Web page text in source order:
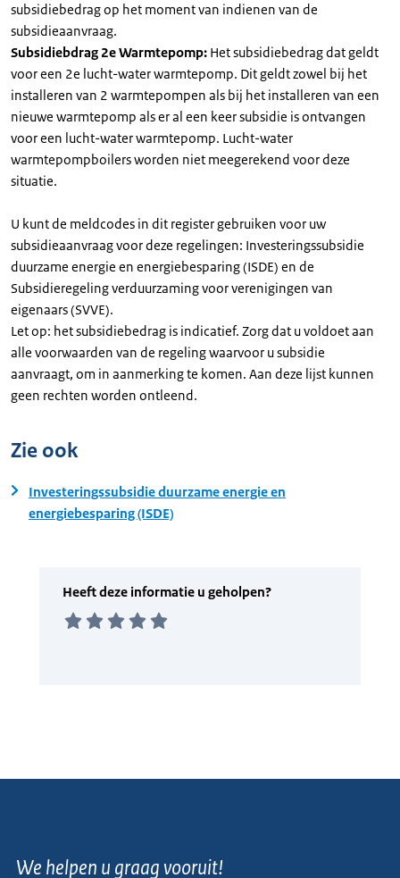
subsidiebedrag op het moment van indienen van de
subsidieaanvraag.
Subsidiebdrag 2e Warmtepomp: Het subsidiebedrag dat geldt
voor een 2e lucht-water warmtepomp. Dit geldt zowel bij het
installeren van 2 warmtepompen als bij het installeren van een
nieuwe warmtepomp als er al een keer subsidie is ontvangen
voor een lucht-water warmtepomp. Lucht-water
warmtepompboilers worden niet meegerekend voor deze
situatie.
U kunt de meldcodes in dit register gebruiken voor uw
subsidieaanvraag voor deze regelingen: Investeringssubsidie
duurzame energie en energiebesparing (ISDE) en de
Subsidieregeling verduurzaming voor verenigingen van
eigenaars (SVVE).
Let op: het subsidiebedrag is indicatief. Zorg dat u voldoet aan
alle voorwaarden van de regeling waarvoor u subsidie
aanvraagt, om in aanmerking te komen. Aan deze lijst kunnen
geen rechten worden ontleend.
Zie ook
Investeringssubsidie duurzame energie en
energiebesparing (ISDE)
We helpen u graag vooruit!